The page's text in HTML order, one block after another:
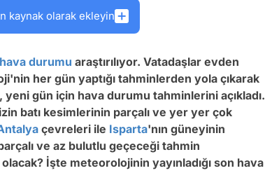
kaynak olarak ekleyin
hava durumu araştırılıyor. Vatadaşlar evden
her gün yaptığı tahminlerden yola çıkarak
gün için hava durumu tahminlerini açıkladı.
batı kesimlerinin parçalı ve yer yer çok
çevreleri ile Isparta'nın güneyinin
ve az bulutlu geçeceği tahmin
olacak? İşte meteorolojinin yayınladığı son hava